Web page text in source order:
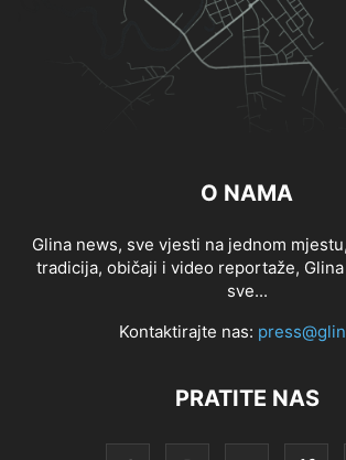
O NAMA
Glina news, sve vjesti na jednom
tradicija, običaji i video reportaže,
sve...
Kontaktirajte nas:
PRATITE NAS